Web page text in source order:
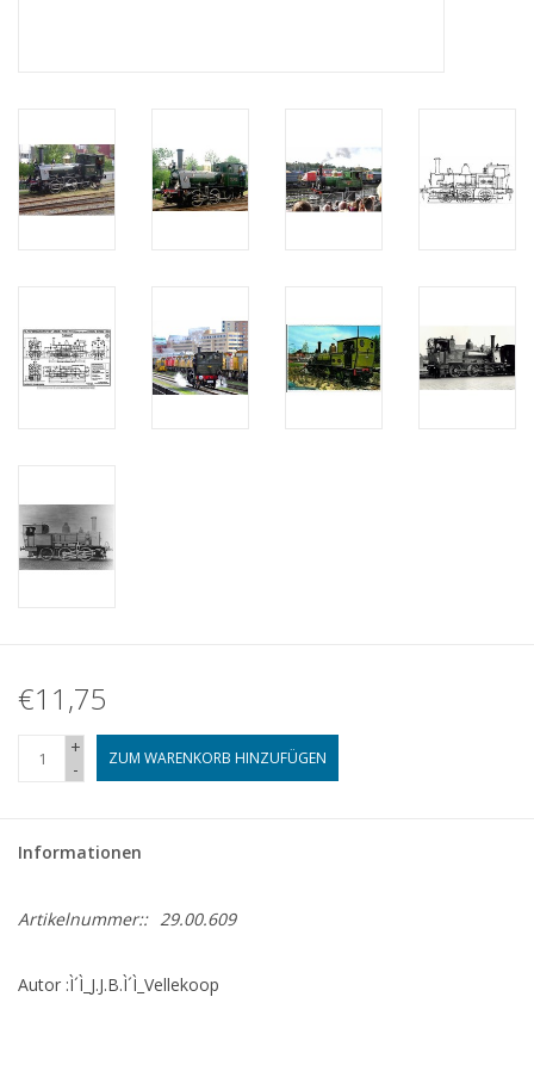
€11,75
+
-
ZUM WARENKORB HINZUFÜGEN
Informationen
Artikelnummer:: 29.00.609
Autor :Ì´Ì_J.J.B.Ì´Ì_Vellekoop